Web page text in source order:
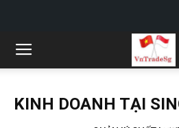
KINH DOANH TẠI